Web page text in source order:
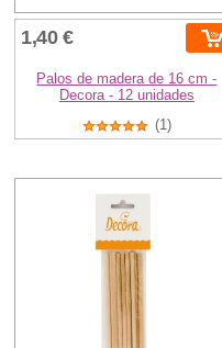
1,40 €
Palos de madera de 16 cm -
Decora - 12 unidades
(1)